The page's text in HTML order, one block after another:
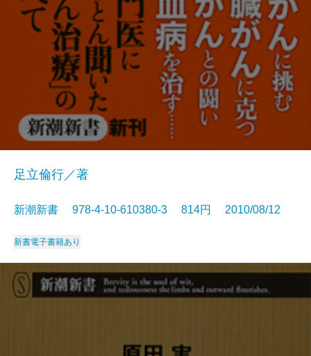
足立倫行／著
新潮新書 978-4-10-610380-3 814円 2010/08/12
新書電子書籍あり